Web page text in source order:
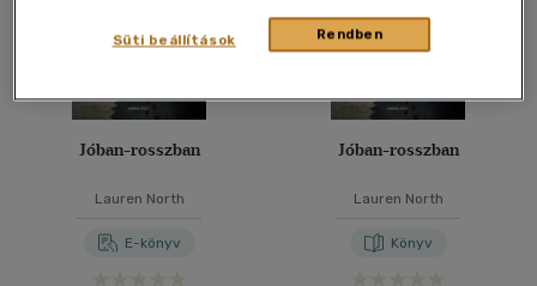
Alkalmaz
Jóban-rosszban
Lauren North
E-könyv
Jóban-rosszban
Lauren North
Könyv
Rendben
Süti beállítások